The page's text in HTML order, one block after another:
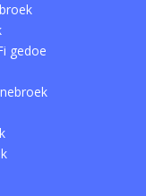
gedoe